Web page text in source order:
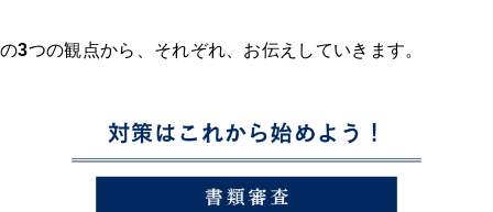
の3つの観点から、それぞれ、お伝えしていきます。